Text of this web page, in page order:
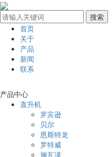
首页
关于
产品
新闻
联系
产品中心
直升机
罗宾逊
贝尔
恩斯特龙
罗特威
施瓦泽